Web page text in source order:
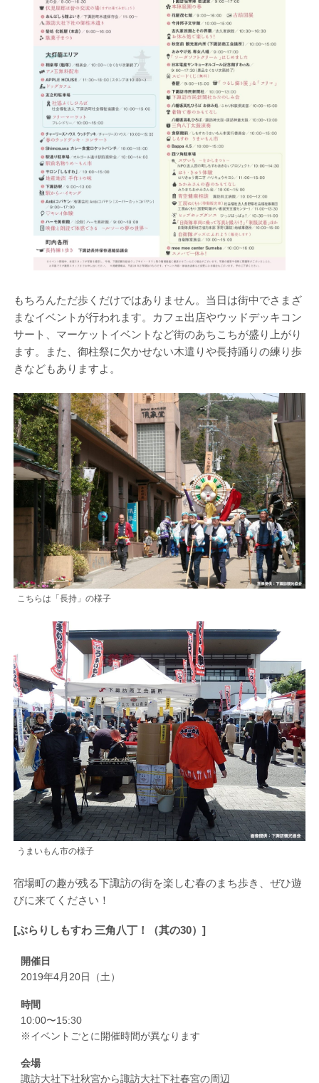
もちろんただ歩くだけではありません。当日は街中でさまざ
まなイベントが行われます。カフェ出店やウッドデッキコン
サート、マーケットイベントなど街のあちこちが盛り上がり
ます。また、御柱祭に欠かせない木遣りや長持踊りの練り歩
きなどもありますよ。
こちらは「長持」の様子
うまいもん市の様子
宿場町の趣が残る下諏訪の街を楽しむ春のまち歩き、ぜひ遊
びに来てください！
[ぶらりしもすわ 三角八丁！（其の30）]
開催日
2019年4月20日（土）
時間
10:00〜15:30
※イベントごとに開催時間が異なります
会場
諏訪大社下社秋宮から諏訪大社下社春宮の周辺